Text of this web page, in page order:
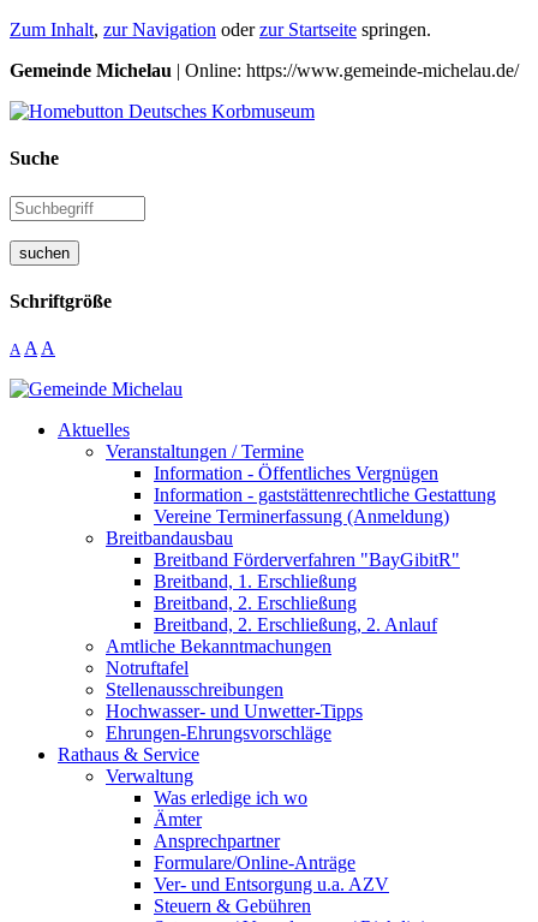
Zum Inhalt, zur Navigation oderzur Startseite springen.
Gemeinde Michelau | Online: https://www.gemeinde-michelau.de/
Suche
suchen
Schriftgröße
A A A
Aktuelles
Veranstaltungen / Termine
Information - Öffentliches Vergnügen
Information - gaststättenrechtliche Gestattung
Vereine Terminerfassung (Anmeldung)
Breitbandausbau
Breitband Förderverfahren "BayGibitR"
Breitband, 1. Erschließung
Breitband, 2. Erschließung
Breitband, 2. Erschließung, 2. Anlauf
Amtliche Bekanntmachungen
Notruftafel
Stellenausschreibungen
Hochwasser- und Unwetter-Tipps
Ehrungen-Ehrungsvorschläge
Rathaus & Service
Verwaltung
Was erledige ich wo
Ämter
Ansprechpartner
Formulare/Online-Anträge
Ver- und Entsorgung u.a. AZV
Steuern & Gebühren